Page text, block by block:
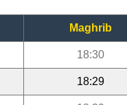
Maghrib
18:30
18:29